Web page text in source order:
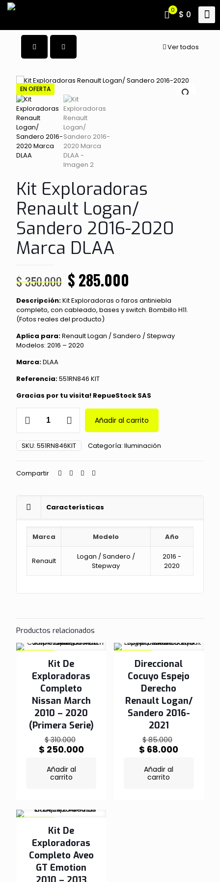
0 $ 0
Ver todos
EN OFERTA
Kit Exploradoras
Renault Logan/
Sandero 2016-2020
Marca DLAA
$350.000 El
precio
original
era:
$ 350.000.
$ 285.000
precio
actual
$ 285.000.
Descripción:Kit Exploradoras o faros antiniebla
completo, con cableado, bases y switch. Bombillo H11.
(Fotos reales del producto)
Aplica para:Renault Logan / Sandero / Stepway
Modelos: 2016 – 2020
Marca:DLAA
Referencia:551RN846 KIT
Gracias por tu visita! RepueStock SAS
Exploradoras
Logan/
Sandero
Marca
cantidad
Añadir al carrito
SKU: 551RN846KIT Categoría: Iluminación
Compartir
Características
Marca Modelo Año
Renault
Logan / Sandero /
Stepway
2016 -
2020
Productos relacionados
Kit De
Exploradoras
Completo
Nissan March
2010 – 2020
(Primera Serie)
$310.000
precio
$ 250.000El
Añadir al
carrito
Direccional
Cocuyo Espejo
Derecho
Renault Logan/
Sandero 2016-
2021
$85.000
precio
$ 68.000El
Añadir al
carrito
Kit De
Exploradoras
Completo Aveo
GT Emotion